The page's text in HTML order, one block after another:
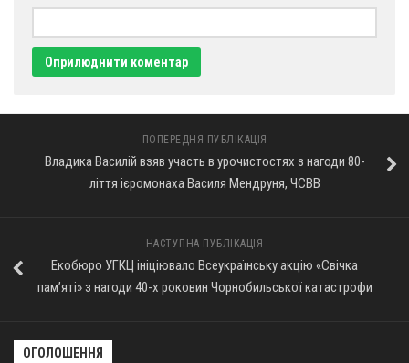
ПОПЕРЕДНЯ ПУБЛІКАЦІЯ
Владика Василій взяв участь в урочистостях з нагоди 80-
ліття ієромонаха Василя Мендруня, ЧСВВ
НАСТУПНА ПУБЛІКАЦІЯ
Екобюро УГКЦ ініціювало Всеукраїнську акцію «Свічка
пам’яті» з нагоди 40-х роковин Чорнобильської катастрофи
ОГОЛОШЕННЯ